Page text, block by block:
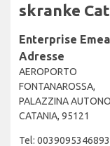
skranke
Enterprise
Adresse
AEROPORTO
FONTANAROSSA,
PALAZZINA
CATANIA, 95121
Tel: 0039095346893